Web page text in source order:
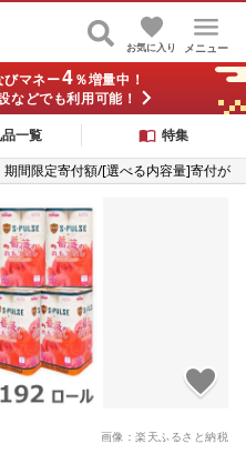
メニュー
お気に入り
びマネー4％増量中！
などでも利用可能！
一覧
特集
期間限定寄付額/[選べる内容量]寄付が
ロール/192ロール]幅114mm×2枚重
| 箱買い 大容量 まとめ買い 花柄 かわ
画像：楽天ふるさと納税